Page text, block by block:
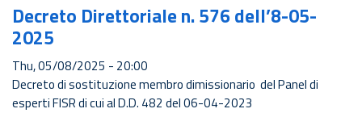
Decreto Direttoriale n. 576 dell’8-05-
2025
Thu, 05/08/2025 - 20:00
Decreto di sostituzione membro dimissionario del Panel di
esperti FISR di cui al D.D. 482 del 06-04-2023